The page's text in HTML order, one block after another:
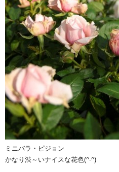
ミニバラ・ピジョン
かなり渋～いナイスな花色(^-^)